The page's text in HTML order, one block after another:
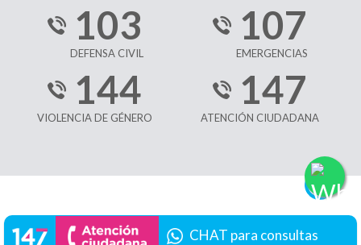
103
DEFENSA CIVIL
107
EMERGENCIAS
144
VIOLENCIA DE GÉNERO
147
ATENCIÓN CIUDADANA
CHAT para consultas